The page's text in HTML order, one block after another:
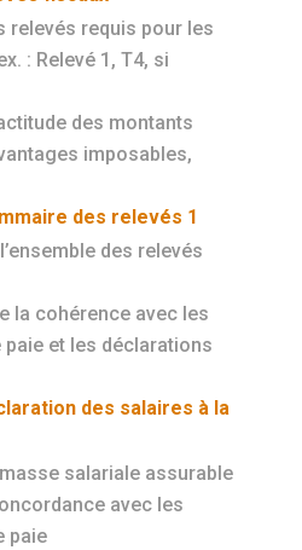
relevés requis pour les
: Relevé 1, T4, si
des montants
imposables,
des relevés 1
des relevés
la cohérence avec les
paie et les déclarations
des salaires à la
salariale assurable
avec les
paie